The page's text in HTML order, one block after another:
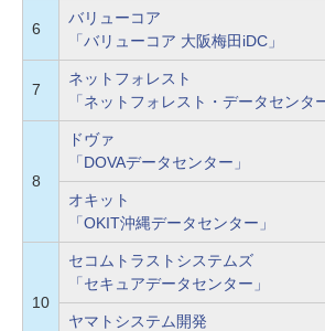
6
バリューコア
「バリューコア 大阪梅田iDC」
7
ネットフォレスト
「ネットフォレスト・データセンタ
8
ドヴァ
「DOVAデータセンター」
オキット
「OKIT沖縄データセンター」
10
セコムトラストシステムズ
「セキュアデータセンター」
ヤマトシステム開発